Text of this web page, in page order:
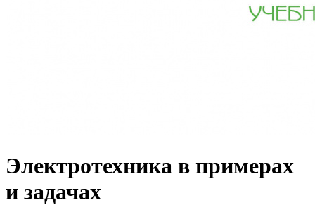
Электротехника в примерах
и задачах